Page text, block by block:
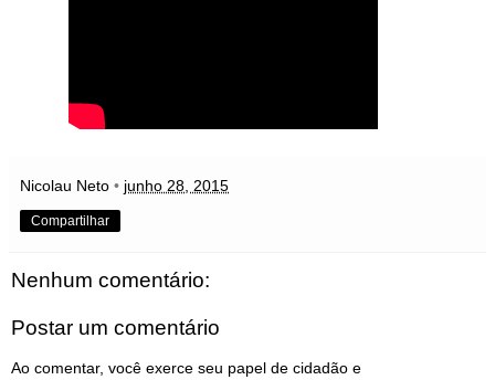
Nicolau Neto • junho 28, 2015
Compartilhar
Nenhum comentário:
Postar um comentário
Ao comentar, você exerce seu papel de cidadão e